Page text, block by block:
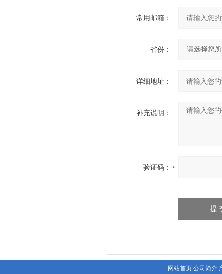
常用邮箱：
省份：
详细地址：
补充说明：
验证码：
网站首页 公司简介